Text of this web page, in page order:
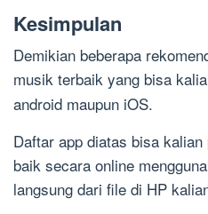
Kesimpulan
Demikian beberapa
musik terbaik yang bisa
android maupun iOS.
Daftar app diatas bisa
baik secara online
langsung dari file di HP